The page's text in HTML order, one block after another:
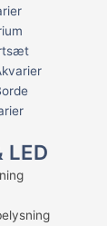
LED